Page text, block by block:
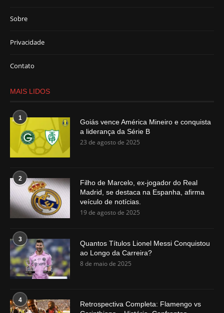
Sobre
Privacidade
Contato
MAIS LIDOS
1
Goiás vence América Mineiro e conquista
a liderança da Série B
23 de agosto de 2025
2
Filho de Marcelo, ex-jogador do Real
Madrid, se destaca na Espanha, afirma
veículo de notícias.
19 de agosto de 2025
3
Quantos Títulos Lionel Messi Conquistou
ao Longo da Carreira?
8 de maio de 2025
4
Retrospectiva Completa: Flamengo vs